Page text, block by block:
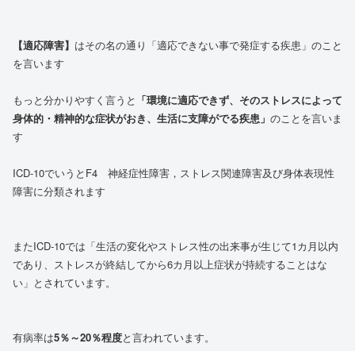
【適応障害】 はその名の通り「適応できない事で発症する疾患」のこと
を言います
もっと分かりやすく言うと 「環境に適応できず、そのストレスによって
身体的・精神的な症状がおき、生活に支障がでる疾患」 のことを言いま
す
ICD-10でいうとF4 神経症性障害，ストレス関連障害及び身体表現性
障害に分類されます
またICD-10では「生活の変化やストレス性の出来事が生じて1カ月以内
であり、ストレスが終結してから6カ月以上症状が持続することはな
い」とされています。
有病率は5％～20％程度と言われています。